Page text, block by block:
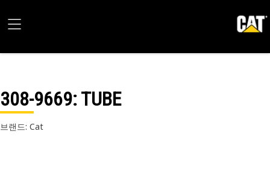
308-9669: TUBE
브랜드: Cat